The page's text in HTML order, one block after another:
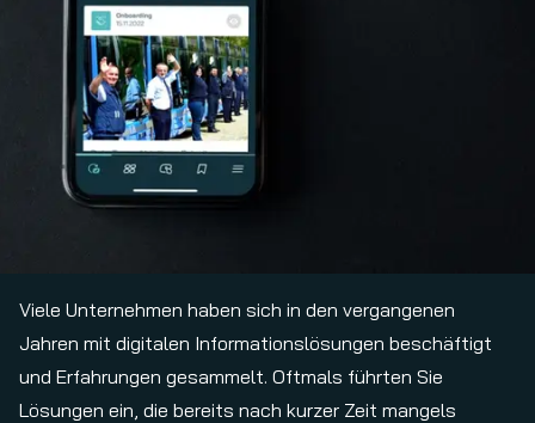
Viele Unternehmen haben sich in den vergangenen
Jahren mit digitalen Informationslösungen beschäftigt
und Erfahrungen gesammelt. Oftmals führten Sie
Lösungen ein, die bereits nach kurzer Zeit mangels